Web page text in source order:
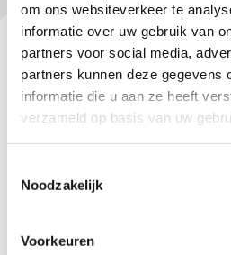
om ons websiteverkeer te
informatie over uw gebruik van
partners voor social media,
partners kunnen deze gegevens
informatie die u aan ze heeft
verzameld op basis van uw
Noodzakelijk
Voorkeuren
Contact
Ma t/m vr 09.00 tot 17:00 uur